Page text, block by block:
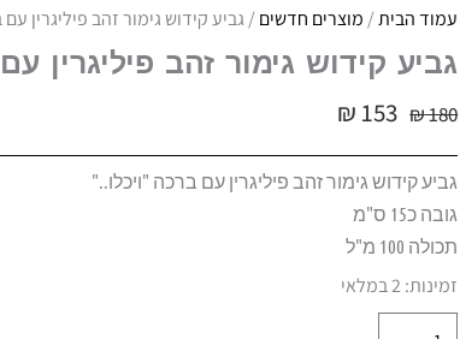
עמוד הבית/ מוצרים חדשים / גביע קידוש גימור זהב פיליגרין עם
גביע קידוש גימור זהב פיליגרין עם
₪180
₪ 153
גביע קידוש גימור זהב פיליגרין עם ברכה "ויכלו.."
גובה כ15 ס"מ
תכולה 100 מ"ל
זמינות: 2 במלאי
כמות
של